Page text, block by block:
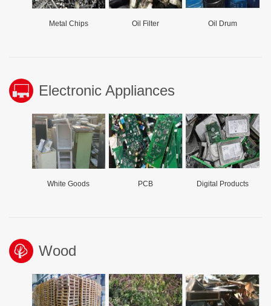
Metal Chips Oil Filter Oil Drum
Electronic Appliances
White Goods PCB Digital Products
Wood